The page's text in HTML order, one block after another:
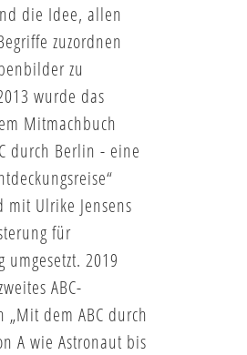
die Idee, allen
zuzordnen
zu
wurde das
Mitmachbuch
durch Berlin - eine
Ulrike Jensens
für
2019
ABC-
„Mit dem ABC durch
A wie Astronaut bis